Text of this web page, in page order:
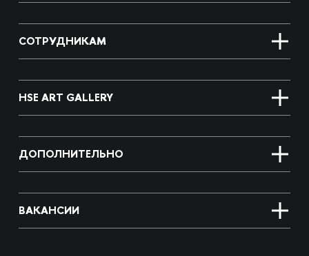
СОТРУДНИКАМ
HSE ART GALLERY
ДОПОЛНИТЕЛЬНО
ВАКАНСИИ